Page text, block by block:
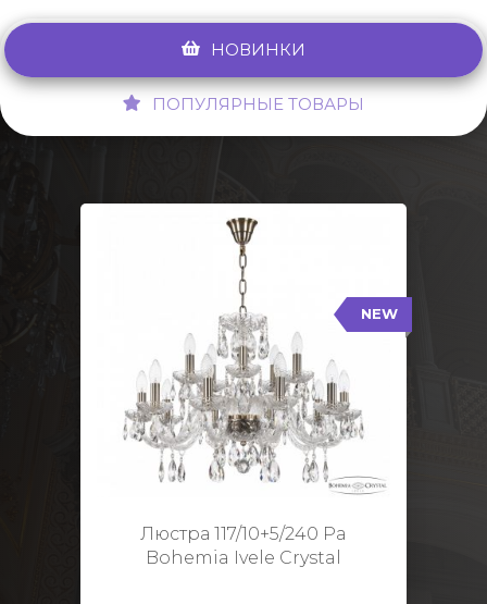
НОВИНКИ
ПОПУЛЯРНЫЕ ТОВАРЫ
NEW
Люстра 117/10+5/240 Pa
Bohemia Ivele Crystal
117/10+5/240 Pa
Тип: Стеклянный рожок
Цвет арматуры: Патина/
Кол-во ламп: 15
Диаметр: 70 см